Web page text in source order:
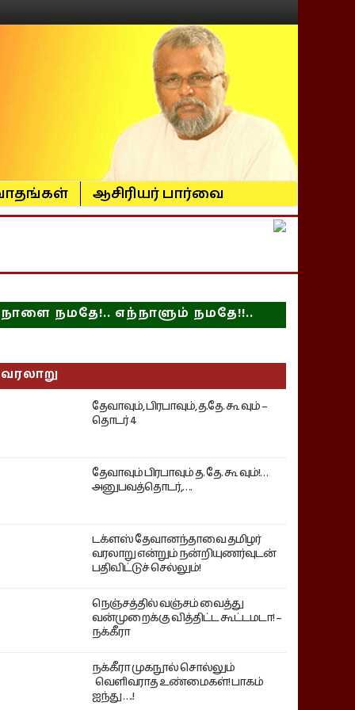
ஆசிரியர் பார்வை
நாளை நமதே!.. எந்நாளும் நமதே!!..
வரலாறு
தேவாவும், பிரபாவும், த.தே. கூ வும் –
தொடர் 4
தேவாவும் பிரபாவும் த. தே. கூ வும்!…
அனுபவத்தொடர்,….
டக்ளஸ் தேவானந்தாவை தமிழர்
வரலாறு என்றும் நன்றியுணர்வுடன்
பதிவிட்டுச் செல்லும்!
நெஞ்சத்தில் வஞ்சம் வைத்து
வன்முறைக்கு வித்திட்ட கூட்டமடா! –
நக்கீரா
நக்கீரா முகநூல் சொல்லும்
வெளிவராத உண்மைகள்! பாகம்
ஐந்து ….!